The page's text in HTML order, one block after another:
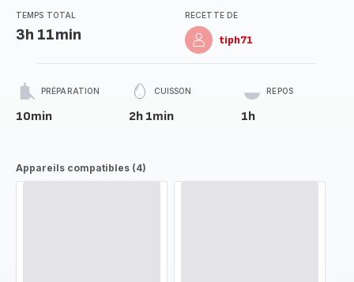
TEMPS TOTAL
3h 11min
RECETTE DE
tiph71
PRÉPARATION
10min
CUISSON
2h 1min
REPOS
1h
Appareils compatibles (4)